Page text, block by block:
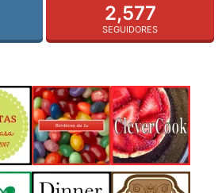
2,577
SEGUIDORES